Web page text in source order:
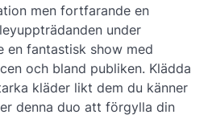
men fortfarande en
under
en fantastisk show med
och bland publiken. Klädda
kläder likt dem du känner
denna duo att förgylla din